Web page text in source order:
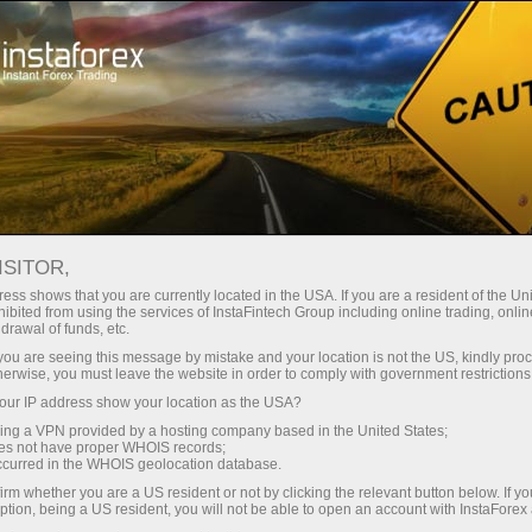
Трейдерам Форекс аналитика
Форекс ТВ
Форекс-ТВ: календарь
Календарь трейдера на 28 марта: В
тарифной игре Трампа победителей не
будет? (oz)
очиш
shows that you are currently located in the USA. If you are a resident of the
from using the services of InstaFintech Group including online trading,
of funds, etc.
are seeing this message by mistake and your location is not the US, kindly
you must leave the website in order to comply with government
IP address show your location as the USA?
a VPN provided by a hosting company based in the United States;
not have proper WHOIS records;
in the WHOIS geolocation database.
whether you are a US resident or not by clicking the relevant button below. If
being a US resident, you will not be able to open an account with InstaForex